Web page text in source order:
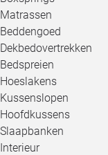
Matrassen
Beddengoed
Dekbedovertrekken
Bedspreien
Hoeslakens
Kussenslopen
Hoofdkussens
Slaapbanken
Interieur